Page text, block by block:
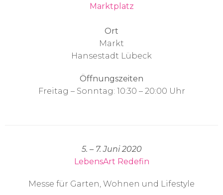
Marktplatz
Ort
Markt
Hansestadt Lübeck
Öffnungszeiten
Freitag – Sonntag: 10:30 – 20:00 Uhr
5. – 7. Juni 2020
LebensArt Redefin
Messe für Garten, Wohnen und Lifestyle